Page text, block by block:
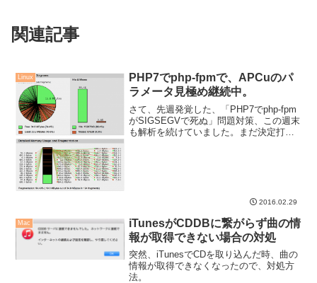
関連記事
Linux
PHP7でphp-fpmで、APCuのパ
ラメータ見極め継続中。
さて、先週発覚した、「PHP7でphp-fpm
がSIGSEGVで死ぬ」問題対策、この週末
も解析を続けていました。まだ決定打に
2016.02.29
Mac
iTunesがCDDBに繋がらず曲の情
報が取得できない場合の対処
突然、iTunesでCDを取り込んだ時、曲の
情報が取得できなくなったので、対処方
法。